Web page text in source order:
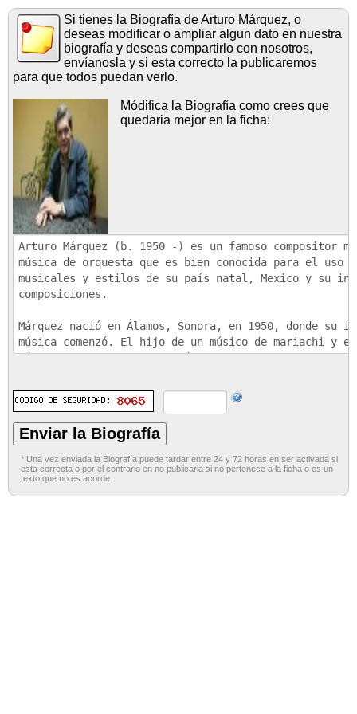
Si tienes la Biografía de Arturo Márquez, o
deseas modificar o ampliar algun dato en nuestra
biografía y deseas compartirlo con nosotros,
envíanosla y si esta correcto la publicaremos
para que todos puedan verlo.
Módifica la Biografía como crees que
quedaria mejor en la ficha:
* Una vez enviada la Biografía puede tardar entre 24 y 72 horas en ser activada si
esta correcta o por el contrario en no publicarla si no pertenece a la ficha o es un
texto que no es acorde.